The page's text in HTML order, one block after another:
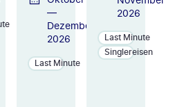
—
Dezember
2026
Last Minute
2026
Last Minute
Singlereisen